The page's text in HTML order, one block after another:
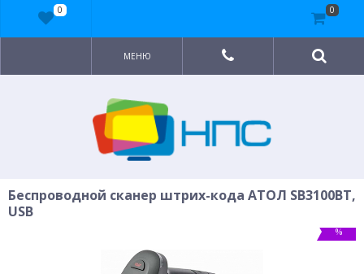
МЕНЮ
Беспроводной сканер штрих-кода АТОЛ SB3100BT,
USB
%
0 0